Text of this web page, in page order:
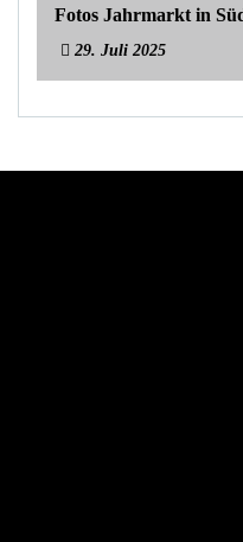
Fotos Jahrmarkt in
29. Juli 2025